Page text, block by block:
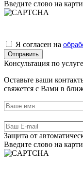
Введите слово на
Я согласен на
Консультация по услуге
Оставьте ваши
свяжется с Вами в
Защита от
Введите слово на